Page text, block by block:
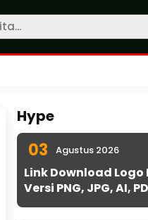
Hype
03 Agustus 2026
Link Download Logo
Versi PNG, JPG, AI,